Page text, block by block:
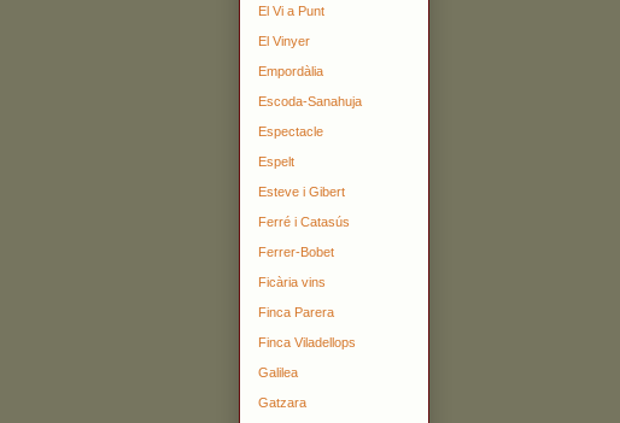
El Vi a Punt
El Vinyer
Empordàlia
Escoda-Sanahuja
Espectacle
Espelt
Esteve i Gibert
Ferré i Catasús
Ferrer-Bobet
Ficària vins
Finca Parera
Finca Viladellops
Galilea
Gatzara